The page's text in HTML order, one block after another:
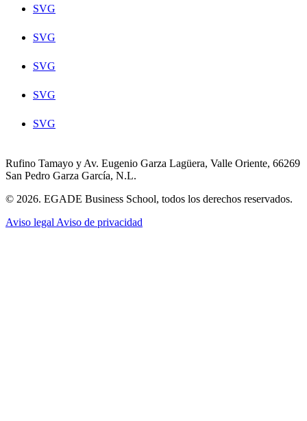
SVG
SVG
SVG
SVG
SVG
Rufino Tamayo y Av. Eugenio Garza Lagüera, Valle Oriente, 66269
San Pedro Garza García, N.L.
© 2026. EGADE Business School, todos los derechos reservados.
Aviso legal Aviso de privacidad